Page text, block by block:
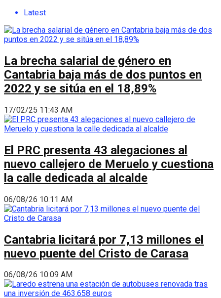
Latest
La brecha salarial de género en
Cantabria baja más de dos puntos en
2022 y se sitúa en el 18,89%
17/02/25 11:43 AM
El PRC presenta 43 alegaciones al
nuevo callejero de Meruelo y cuestiona
la calle dedicada al alcalde
06/08/26 10:11 AM
Cantabria licitará por 7,13 millones el
nuevo puente del Cristo de Carasa
06/08/26 10:09 AM